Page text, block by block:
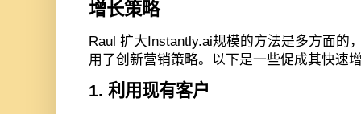
增长策略
Raul 扩大 Instantly.ai规模的方法是多方面的
用了创新营销策略。以下是一些促成其快速
1. 利用现有客户